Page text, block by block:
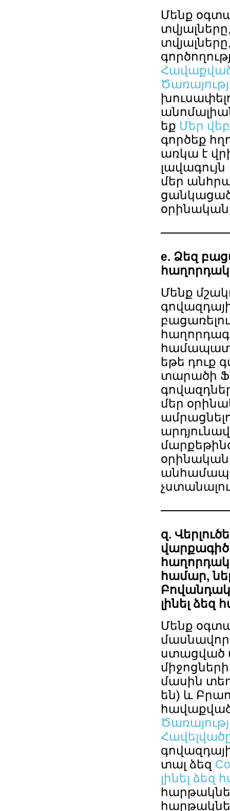
Մենք
եք Մեր
գործեք
առկա է
լավագույն
մեր
e. Ձեզ
Մենք
եթե դուք
տարածի
մեր
օրինական
զ.
համար,
լինել ձեզ
Մենք
ստացված
մասին
են) և
հավաքված
տալ ձեզ
լինել